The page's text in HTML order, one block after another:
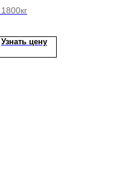
вил 5500мм
Узнать цену